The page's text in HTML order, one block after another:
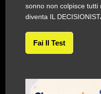
sonno non colpisce tutti
diventa IL
Fai Il Test